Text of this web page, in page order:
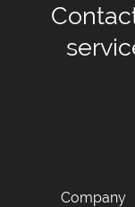
Company